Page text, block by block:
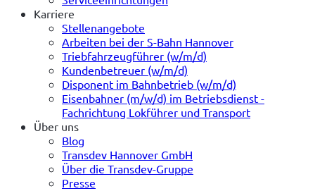
Karriere
Stellenangebote
Arbeiten bei der S-Bahn Hannover
Triebfahrzeugführer (w/m/d)
Kundenbetreuer (w/m/d)
Disponent im Bahnbetrieb (w/m/d)
Eisenbahner (m/w/d) im Betriebsdienst -
Fachrichtung Lokführer und Transport
Über uns
Blog
Transdev Hannover GmbH
Über die Transdev-Gruppe
Presse